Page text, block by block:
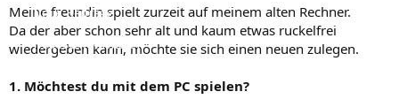
Neue Beiträge
Neueste Aktivitäten
Meine freundin spielt zurzeit auf meinem alten Rechner.
Da der aber schon sehr alt und kaum etwas ruckelfrei
wiedergeben kann, möchte sie sich einen neuen zulegen.
1. Möchtest du mit dem PC spielen?